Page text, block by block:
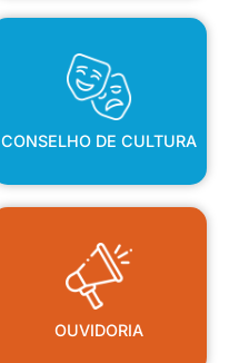
CONSELHO DE CULTURA
CONSELHO DE CULTURA
OUVIDORIA
OUVIDORIA